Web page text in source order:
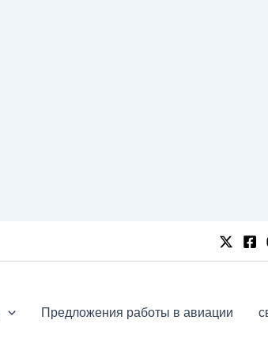
Предложения работы в авиации